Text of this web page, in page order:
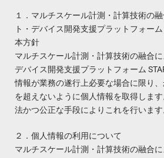
１．マルチスケール計測・計算技術の
ト・デバイス開発支援プラットフォー
本方針
マルチスケール計測・計算技術の融合
デバイス開発支援プラットフォーム
情報が業務の遂行上必要な場合に限り
を超えないように個人情報を取得しま
法かつ公正な手段によりこれを行います
２．個人情報の利用について
マルチスケール計測・計算技術の融合